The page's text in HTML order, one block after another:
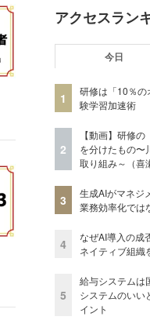
アクセスラン
今日
1
研修は「10％
験学習加速術
2
【動画】研修
を分けたもの〜
取り組み～（喜
3
生成AIがマネジ
業務効率化では
4
なぜAI導入の成
ネイティブ組織
5
給与システム
システムのいい
イント